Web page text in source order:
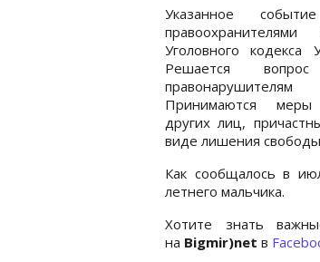
Указанное
Уголовного кодекса
Решается
Принимаются
других лиц,
виде лишения свободы
Как сообщалось в
летнего мальчика.
Хотите знать
на Bigmir)net в